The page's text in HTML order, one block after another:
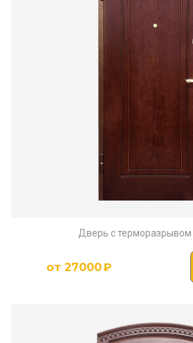
Дверь с терморазрывом
от 27000₽